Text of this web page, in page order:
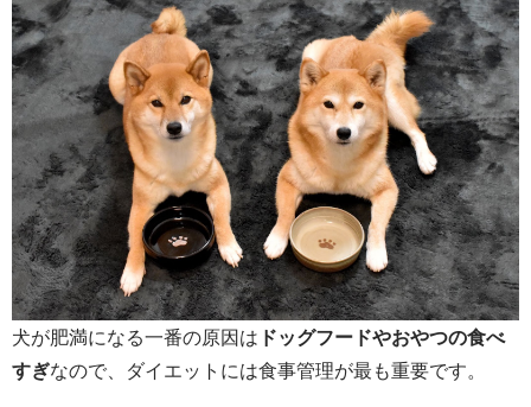
犬が肥満になる一番の原因は ドッグフードやおやつの食べ
すぎなので、ダイエットには食事管理が最も重要です。